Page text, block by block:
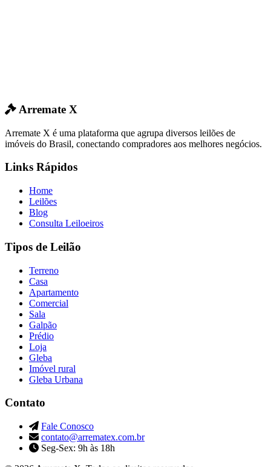
Arremate X
Arremate X é uma plataforma que agrupa diversos leilões de
imóveis do Brasil, conectando compradores aos melhores negócios.
Links Rápidos
Home
Leilões
Blog
Consulta Leiloeiros
Tipos de Leilão
Terreno
Casa
Apartamento
Comercial
Sala
Galpão
Prédio
Loja
Gleba
Imóvel rural
Gleba Urbana
Contato
Fale Conosco
contato@arrematex.com.br
Seg-Sex: 9h às 18h